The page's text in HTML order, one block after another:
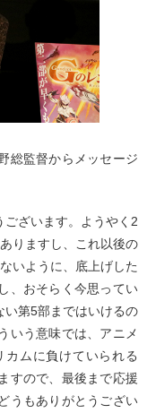
総監督からメッセージ
ございます。ようやく2
りますし、これ以後の
いように、底上げした
、おそらく今思ってい
い第5部まではいけるの
いう意味では、アニメ
ムに負けていられる
すので、最後まで応援
うもありがとうござい